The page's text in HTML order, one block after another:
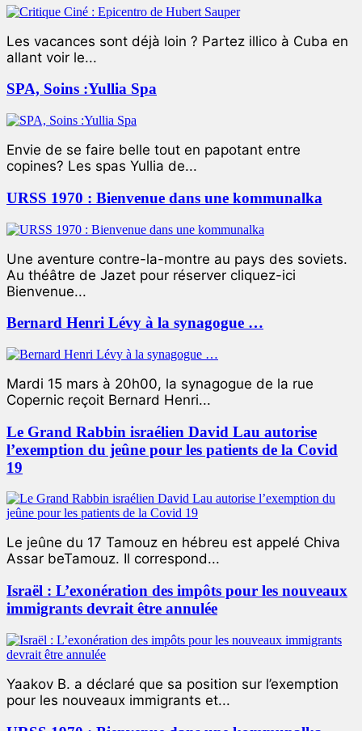
Les vacances sont déjà loin ? Partez illico à Cuba en
allant voir le...
SPA, Soins :Yullia Spa
Envie de se faire belle tout en papotant entre
copines? Les spas Yullia de...
URSS 1970 : Bienvenue dans une kommunalka
Une aventure contre-la-montre au pays des soviets.
Au théâtre de Jazet pour réserver cliquez-ici
Bienvenue...
Bernard Henri Lévy à la synagogue …
Mardi 15 mars à 20h00, la synagogue de la rue
Copernic reçoit Bernard Henri...
Le Grand Rabbin israélien David Lau autorise
l’exemption du jeûne pour les patients de la Covid
19
Le jeûne du 17 Tamouz en hébreu est appelé Chiva
Assar beTamouz. Il correspond...
Israël : L’exonération des impôts pour les nouveaux
immigrants devrait être annulée
Yaakov B. a déclaré que sa position sur l’exemption
pour les nouveaux immigrants et...